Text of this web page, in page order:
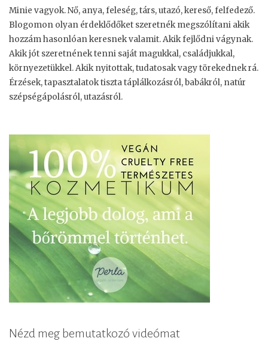
Minie vagyok. Nő, anya, feleség, társ, utazó, kereső, felfedező.
Blogomon olyan érdeklődőket szeretnék megszólítani akik
hozzám hasonlóan keresnek valamit. Akik fejlődni vágynak.
Akik jót szeretnének tenni saját magukkal, családjukkal,
környezetükkel. Akik nyitottak, tudatosak vagy törekednek rá.
Érzések, tapasztalatok tiszta táplálkozásról, babákról, natúr
szépségápolásról, utazásról.
Nézd meg bemutatkozó videómat